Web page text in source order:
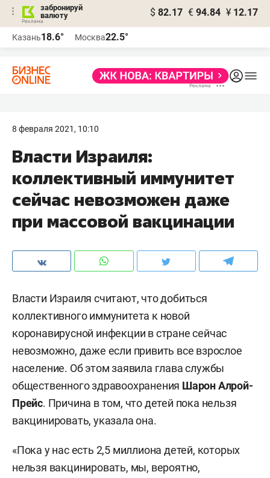
забронируй
валюту
$ 82.17 € 94.84 ¥ 12.17
Казань18.6° Москва22.5°
8 февраля 2021, 10:10
Власти Израиля:
коллективный иммунитет
сейчас невозможен даже
при массовой вакцинации
Власти Израиля считают, что добиться
коллективного иммунитета к новой
коронавирусной инфекции в стране сейчас
невозможно, даже если привить все взрослое
население. Об этом заявила глава службы
общественного здравоохранения Шарон Алрой-
Прейс. Причина в том, что детей пока нельзя
вакцинировать, указала она.
«Пока у нас есть 2,5 миллиона детей, которых
нельзя вакцинировать, мы, вероятно,